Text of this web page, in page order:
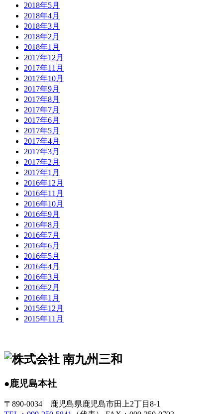
2018年5月
2018年4月
2018年3月
2018年2月
2018年1月
2017年12月
2017年11月
2017年10月
2017年9月
2017年8月
2017年7月
2017年6月
2017年5月
2017年4月
2017年3月
2017年2月
2017年1月
2016年12月
2016年11月
2016年10月
2016年9月
2016年8月
2016年7月
2016年6月
2016年5月
2016年4月
2016年3月
2016年2月
2016年1月
2015年12月
2015年11月
●鹿児島本社
〒890-0034 鹿児島県鹿児島市田上2丁目8-1